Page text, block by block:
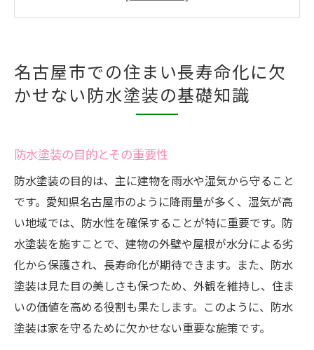
防水塗装と他のメンテナンスとの違い
防水塗装の効果を最大化するための基本知
防水塗装がもたらす名古屋市の住まいへの安心
防水塗装による雨漏りの防止効果
紫外線から住まいを守る防水塗装
防水塗装がもたらす住まいの美観維持
防水塗装による健康的な住環境の提供
防水塗装がもたらす資産価値の向上
安心して暮らすための防水塗装の重要性
防水塗装で住まいを守る！名古屋市での施工ポ
名古屋市での住まい長寿命化に欠
かせない防水塗装の基礎知識
防水塗装の目的とその重要性
防水塗装の目的は、主に建物を雨水や湿気から守ること
です。愛知県名古屋市のように降雨量が多く、湿気が高
い地域では、防水性を確保することが特に重要です。防
水塗装を施すことで、建物の外壁や屋根が水分による劣
化から保護され、長寿命化が期待できます。また、防水
塗装は見た目の美しさも保つため、外観を維持し、住ま
いの価値を高める役割も果たします。このように、防水
塗装は家を守るために欠かせない重要な施策です。